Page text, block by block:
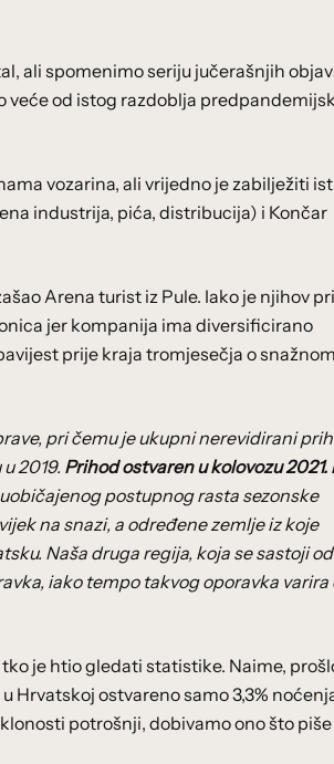
ali spomenimo seriju jučerašnjih
veće od istog razdoblja
vozarina, ali vrijedno je zabilježiti
industrija, pića, distribucija) i Končar
Arena turist iz Pule. Iako je njihov
jer kompanija ima diversificirano
prije kraja tromjesečja o snažnom
pri čemu je ukupni nerevidirani
2019. Prihod ostvaren u kolovozu 2021.
postupnog rasta sezonske
na snazi, a određene zemlje iz koje
Naša druga regija, koja se sastoji od
iako tempo takvog oporavka varira
je htio gledati statistike. Naime,
Hrvatskoj ostvareno samo 3,3%
potrošnji, dobivamo ono što piše